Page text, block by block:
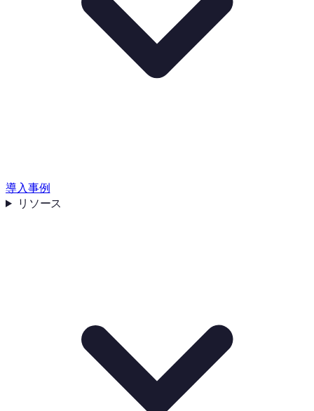
導入事例
リソース